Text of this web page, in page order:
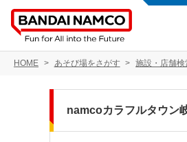
HOME あそび場をさがす 施設・店舗検
namcoカラフルタウン